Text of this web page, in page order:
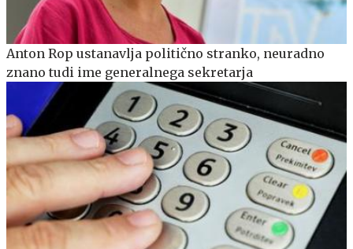
Anton Rop ustanavlja politično stranko, neuradno
znano tudi ime generalnega sekretarja